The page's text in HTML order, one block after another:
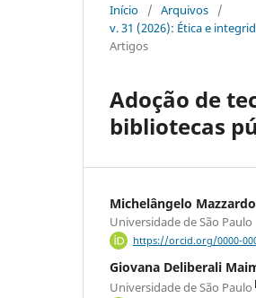
Início / Arquivos
/
v. 31 (2026): Ética e
Artigos
Adoção de
bibliotecas
Michelângelo
Universidade de São Paulo
https://orcid.org/0000-
Giovana Deliberali
Universidade de São Paulo